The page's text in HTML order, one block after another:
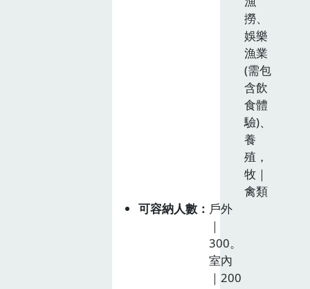
撈、
娛樂
漁業
(需包
含飲
食體
驗)、
養
殖，
牧｜
禽類
可容納人數
戶外
｜
300。
室內
｜200